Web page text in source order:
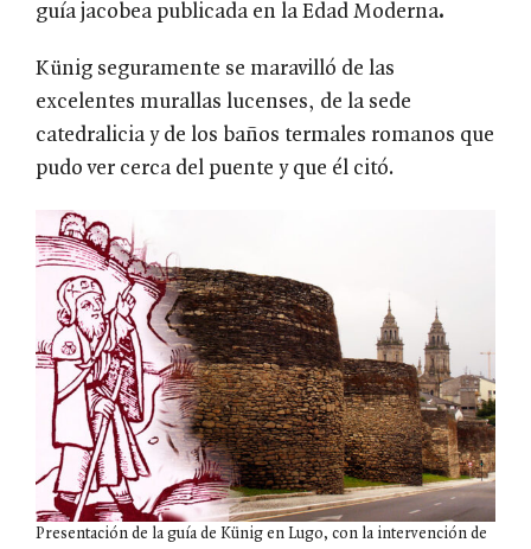
guía jacobea publicada en la Edad Moderna.
Künig seguramente se maravilló de las
excelentes murallas lucenses, de la sede
catedralicia y de los baños termales romanos que
pudo ver cerca del puente y que él citó.
Presentación de la guía de Künig en Lugo, con la intervención de